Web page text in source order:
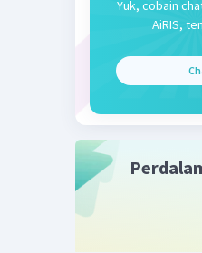
luas
luas
Beri
Yuk, cobain
AiRIS,